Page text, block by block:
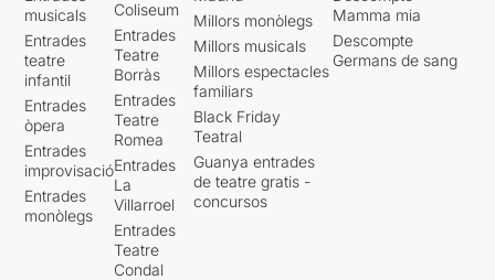
musicals
Entrades
teatre
infantil
Entrades
òpera
Entrades
improvisació
Entrades
monòlegs
Coliseum
Entrades
Teatre
Borràs
Entrades
Teatre
Romea
Entrades
La
Villarroel
Entrades
Teatre
Condal
Millors monòlegs
Millors musicals
Millors espectacles
familiars
Black Friday
Teatral
Guanya entrades
de teatre gratis -
concursos
Mamma mia
Descompte
Germans de sang